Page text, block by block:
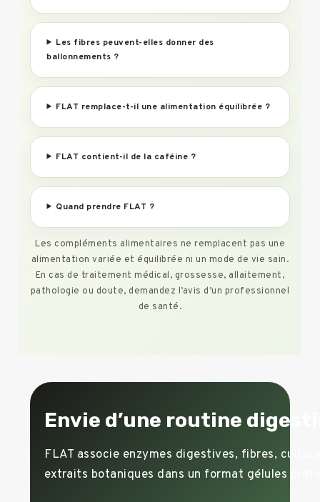
Les fibres peuvent-elles donner des
ballonnements ?
FLAT remplace-t-il une alimentation équilibrée ?
FLAT contient-il de la caféine ?
Quand prendre FLAT ?
Les compléments alimentaires ne remplacent pas une
alimentation variée et équilibrée ni un mode de vie sain.
En cas de traitement médical, grossesse, allaitement,
pathologie ou doute, demandez l’avis d’un professionnel
de santé.
Envie d’une routine
FLAT associe enzymes digestives, fibres,
extraits botaniques dans un format gélules